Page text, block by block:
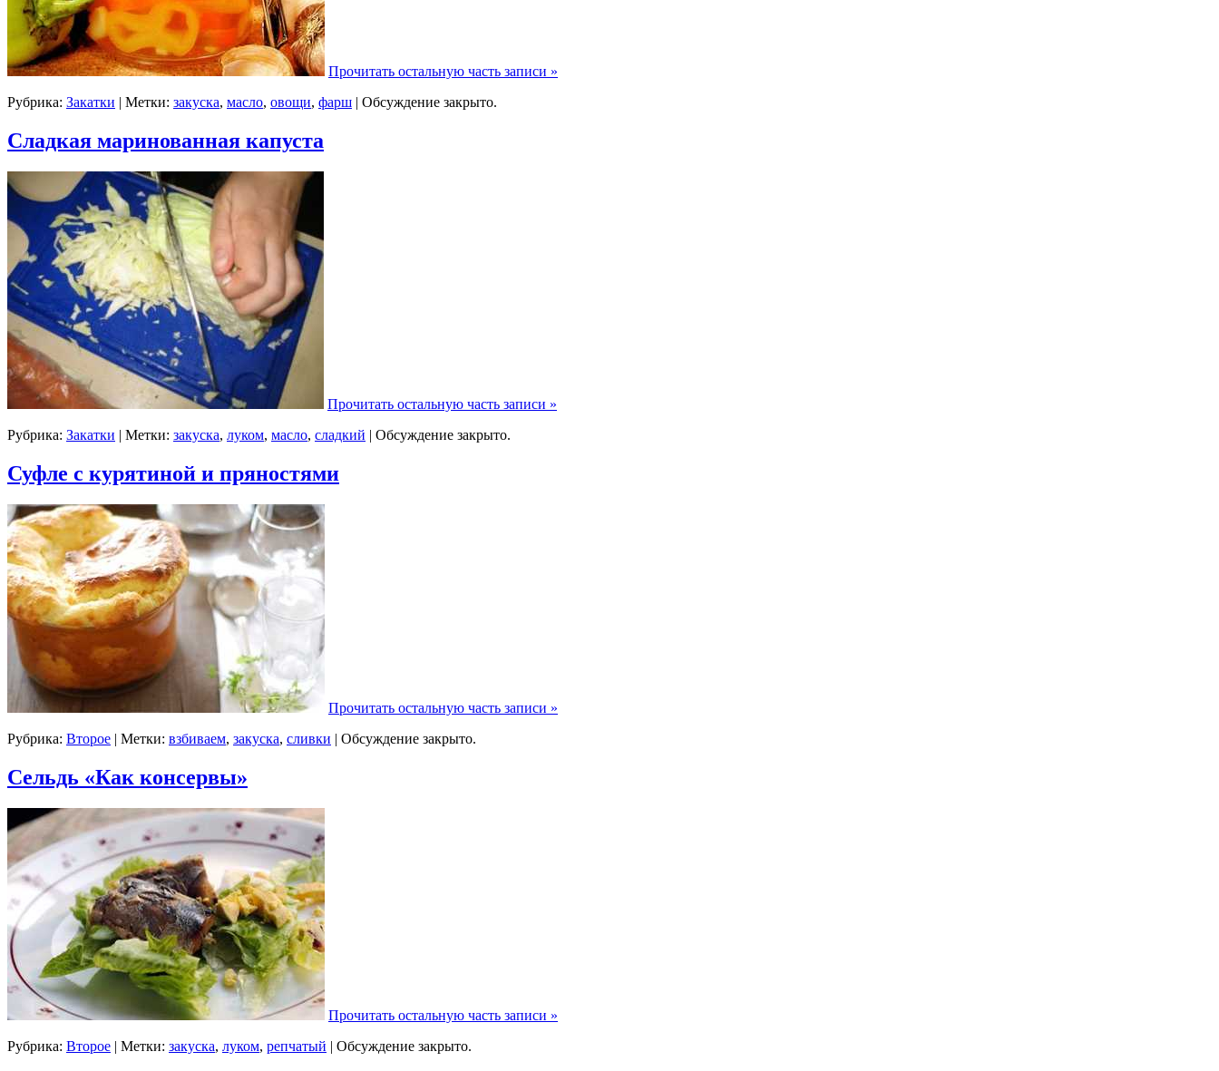
Прочитать остальную часть записи »
Рубрика: Закатки | Метки: закуска, масло, овощи, фарш | Обсуждение закрыто.
Сладкая маринованная капуста
Прочитать остальную часть записи »
Рубрика: Закатки | Метки: закуска, луком, масло, сладкий | Обсуждение закрыто.
Суфле с курятиной и пряностями
Прочитать остальную часть записи »
Рубрика: Второе | Метки: взбиваем, закуска, сливки | Обсуждение закрыто.
Сельдь «Как консервы»
Прочитать остальную часть записи »
Рубрика: Второе | Метки: закуска, луком, репчатый | Обсуждение закрыто.